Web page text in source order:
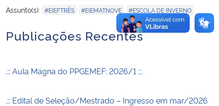
Assunto(s): #EIEFTRÊS #EIEMATNOVE #ESCOLA DE INVERNO
Publicações Recentes
.:: Aula Magna do PPGEMEF: 2026/1 ::.
.:: Edital de Seleção/Mestrado – Ingresso em mar/2026